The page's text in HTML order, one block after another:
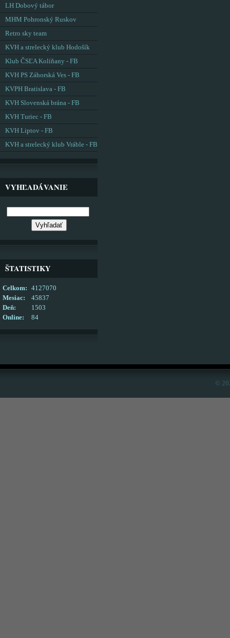
LH Dobový tábor
MHM Pohronský Ruskov
Retro sky team
KVH a strelecký klub Hodošík
Klub ČSĽA Kolíňany - FB
KVH PS Záhorská Ves - FB
KVPH Bratislava - FB
KVH Slovenská brána - FB
KVH Turiec - FB
KVH Liptov - FB
KVH a strelecký klub Vráble - FB
VYHĽADÁVANIE
ŠTATISTIKY
Online: 84
Celkom:
4127070
Mesiac:
45837
Deň:
1503
©